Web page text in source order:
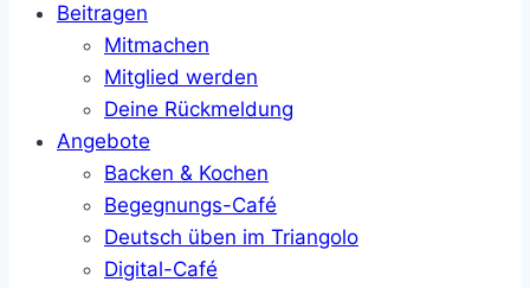
Beitragen
Mitmachen
Mitglied werden
Deine Rückmeldung
Angebote
Backen & Kochen
Begegnungs-Café
Deutsch üben im Triangolo
Digital-Café